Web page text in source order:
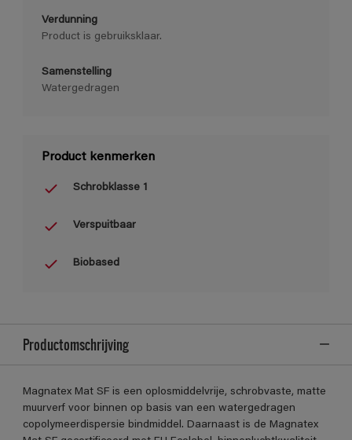
Verdunning
Product is gebruiksklaar.
Samenstelling
Watergedragen
Product kenmerken
Schrobklasse 1
Verspuitbaar
Biobased
Productomschrijving
Magnatex Mat SF is een oplosmiddelvrije, schrobvaste, matte
muurverf voor binnen op basis van een watergedragen
copolymeerdispersie bindmiddel. Daarnaast is de Magnatex